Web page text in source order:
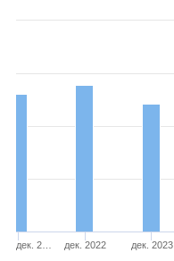
дек. 2… дек. 2022 дек. 2023